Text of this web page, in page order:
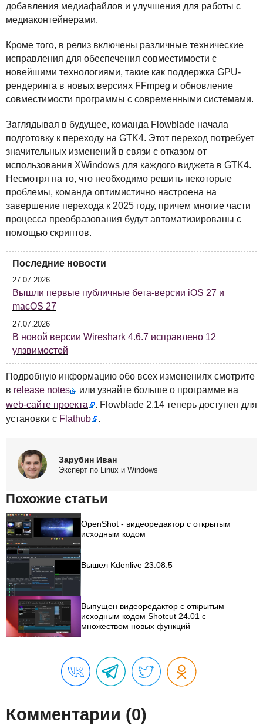
добавления медиафайлов и улучшения для работы с
медиаконтейнерами.
Кроме того, в релиз включены различные технические
исправления для обеспечения совместимости с
новейшими технологиями, такие как поддержка GPU-
рендеринга в новых версиях FFmpeg и обновление
совместимости программы с современными системами.
Заглядывая в будущее, команда Flowblade начала
подготовку к переходу на GTK4. Этот переход потребует
значительных изменений в связи с отказом от
использования XWindows для каждого виджета в GTK4.
Несмотря на то, что необходимо решить некоторые
проблемы, команда оптимистично настроена на
завершение перехода к 2025 году, причем многие части
процесса преобразования будут автоматизированы с
помощью скриптов.
Последние новости
27.07.2026
Вышли первые публичные бета-версии iOS 27 и
macOS 27
27.07.2026
В новой версии Wireshark 4.6.7 исправлено 12
уязвимостей
Подробную информацию обо всех изменениях смотрите
в release notes
или узнайте больше о программе на
web-сайте проекта
. Flowblade 2.14 теперь доступен для
установки с Flathub .
Зарубин Иван
Эксперт по Linux и Windows
Похожие статьи
OpenShot - видеоредактор с открытым
исходным кодом
Вышел Kdenlive 23.08.5
Выпущен видеоредактор с открытым
исходным кодом Shotcut 24.01 с
множеством новых функций
Комментарии (0)